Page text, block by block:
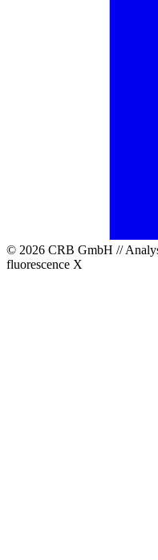
© 2026 CRB GmbH //
fluorescence X